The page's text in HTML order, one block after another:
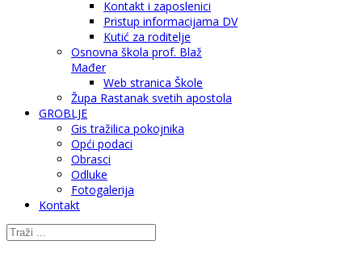
Kontakt i zaposlenici
Pristup informacijama DV
Kutić za roditelje
Osnovna škola prof. Blaž
Mađer
Web stranica Škole
Župa Rastanak svetih apostola
GROBLJE
Gis tražilica pokojnika
Opći podaci
Obrasci
Odluke
Fotogalerija
Kontakt